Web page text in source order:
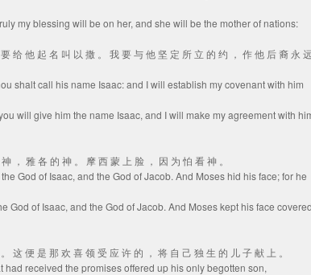
my blessing will be on her, and she will be the mother of nations:
给 他 起 名 叫 以 撒 。 我 要 与 他 坚 定 所 立 的 约 ， 作 他 后 裔 永
shalt call his name Isaac: and I will establish my covenant with him
will give him the name Isaac, and I will make my agreement with
， 雅 各 的 神 。 摩 西 蒙 上 脸 ， 因 为 怕 看 神 。
God of Isaac, and the God of Jacob. And Moses hid his face; for he
God of Isaac, and the God of Jacob. And Moses kept his face
这 便 是 那 欢 喜 领 受 应 许 的 ， 将 自 己 独 生 的 儿 子 献 上 。
received the promises offered up his only begotten son,